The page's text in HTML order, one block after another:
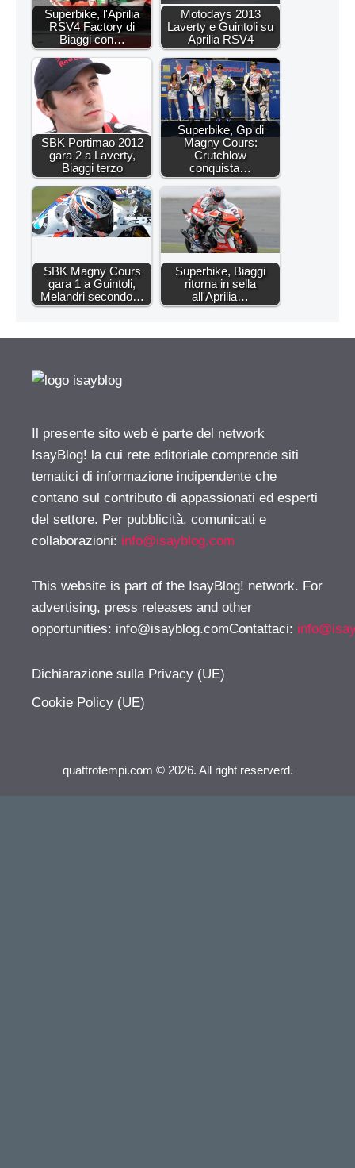
Superbike, l'Aprilia
RSV4 Factory di
Biaggi con…
Motodays 2013
Laverty e Guintoli su
Aprilia RSV4
SBK Portimao 2012
gara 2 a Laverty,
Biaggi terzo
Superbike, Gp di
Magny Cours:
Crutchlow
conquista…
SBK Magny Cours
gara 1 a Guintoli,
Melandri secondo…
Superbike, Biaggi
ritorna in sella
all'Aprilia…
Il presente sito web è parte del network
IsayBlog! la cui rete editoriale comprende siti
tematici di informazione indipendente che
contano sul contributo di appassionati ed esperti
del settore. Per pubblicità, comunicati e
collaborazioni: info@isayblog.com
This website is part of the IsayBlog! network. For
advertising, press releases and other
opportunities: info@isayblog.comContattaci:
Dichiarazione sulla Privacy (UE)
Cookie Policy (UE)
quattrotempi.com © 2026. All right reserverd.